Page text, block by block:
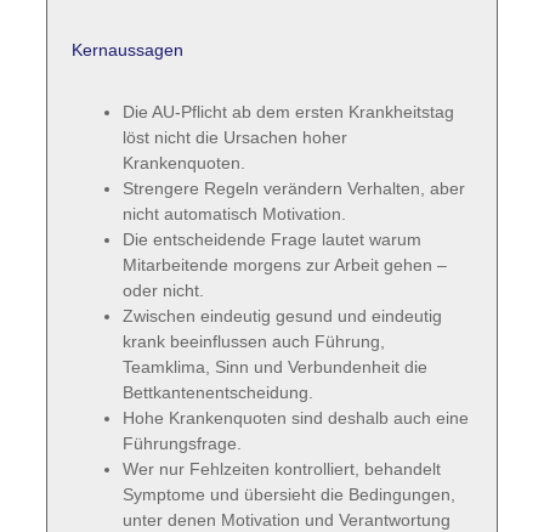
Kernaussagen
Die AU-Pflicht ab dem ersten Krankheitstag
löst nicht die Ursachen hoher
Krankenquoten.
Strengere Regeln verändern Verhalten, aber
nicht automatisch Motivation.
Die entscheidende Frage lautet warum
Mitarbeitende morgens zur Arbeit gehen –
oder nicht.
Zwischen eindeutig gesund und eindeutig
krank beeinflussen auch Führung,
Teamklima, Sinn und Verbundenheit die
Bettkantenentscheidung.
Hohe Krankenquoten sind deshalb auch eine
Führungsfrage.
Wer nur Fehlzeiten kontrolliert, behandelt
Symptome und übersieht die Bedingungen,
unter denen Motivation und Verantwortung